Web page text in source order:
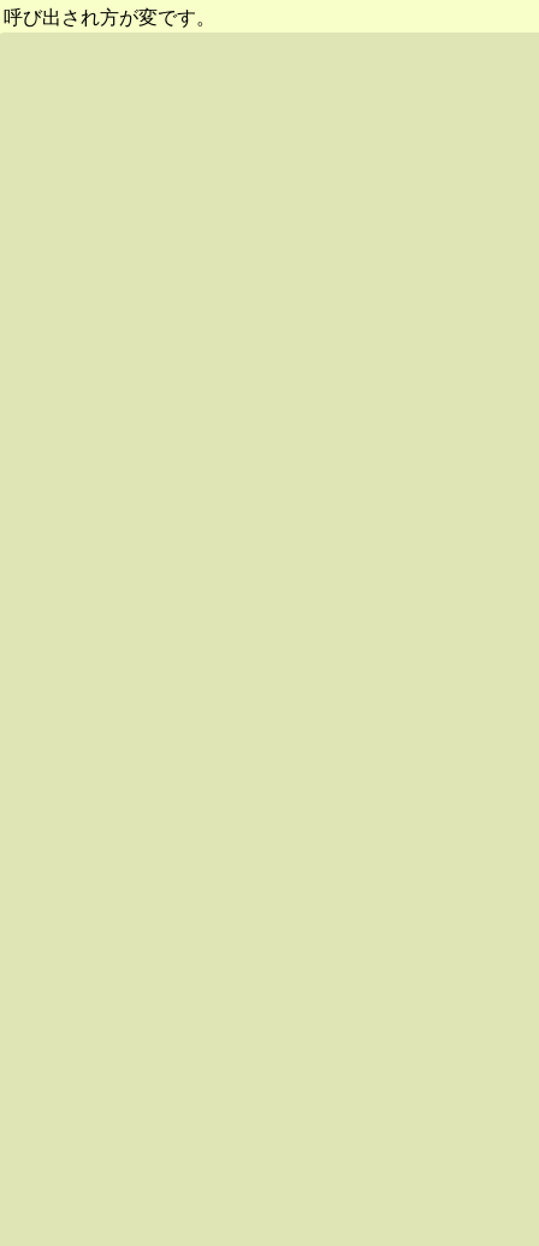
呼び出され方が変です。